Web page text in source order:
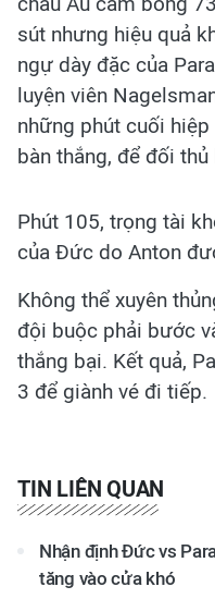
sút nhưng hiệu quả
ngự dày đặc của
luyện viên
những phút cuối
bàn thắng, để đối
Phút 105, trọng tài
của Đức do Anton
Không thể xuyên
đội buộc phải bước
thắng bại. Kết quả,
3 để giành vé đi tiếp.
TIN LIÊN QUAN
Nhận định Đức vs
tăng vào cửa khó